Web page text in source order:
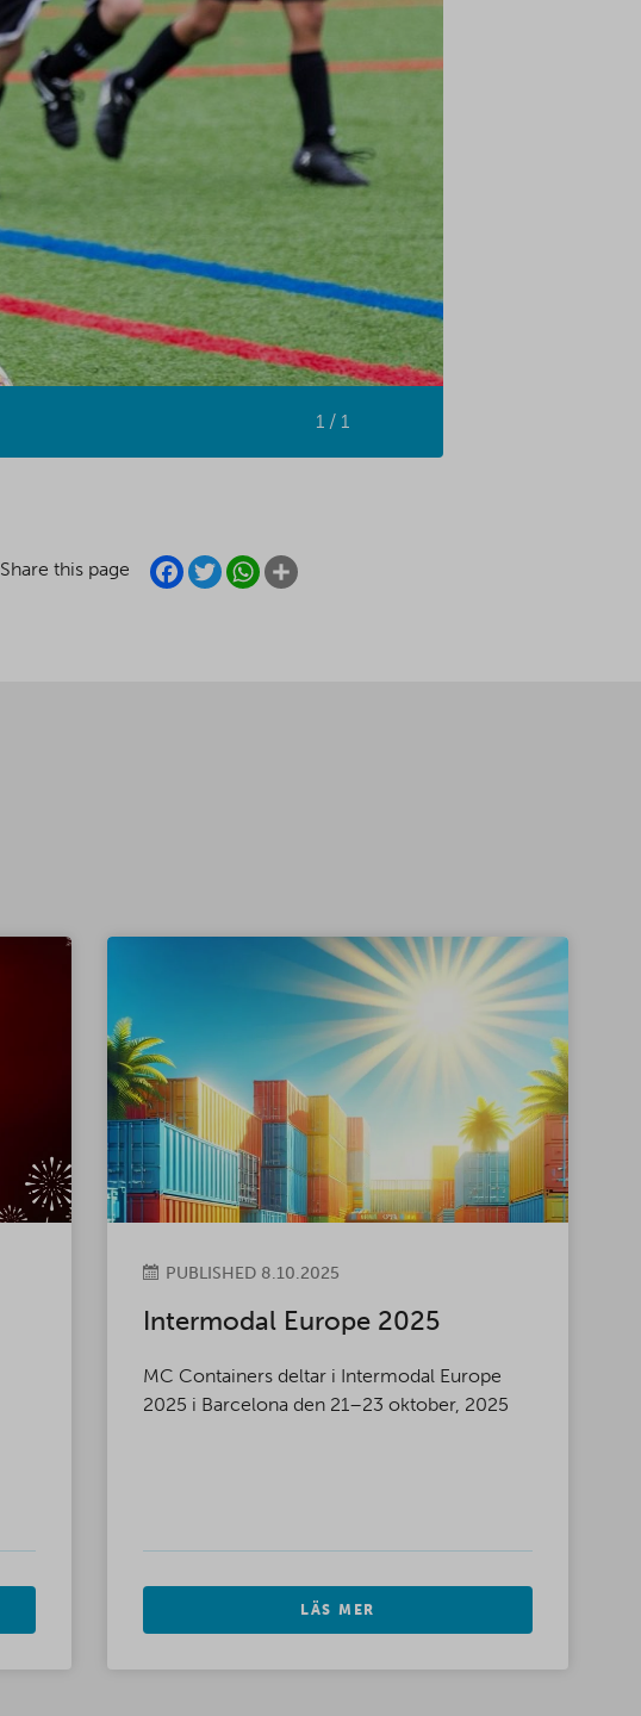
1 / 1
Share this page FACEBOOK
TWITTERWHATSAPP
PUBLISHED 8.10.2025
Intermodal Europe 2025
MC Containers deltar i Intermodal Europe
2025 i Barcelona den 21–23 oktober, 2025
LÄS MER